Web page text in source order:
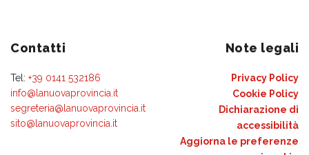
Contatti
Tel: +39 0141 532186
info@lanuovaprovincia.it
segreteria@lanuovaprovincia.it
sito@lanuovaprovincia.it
Note legali
Privacy Policy
Cookie Policy
Dichiarazione di
accessibilità
Aggiorna le preferenze